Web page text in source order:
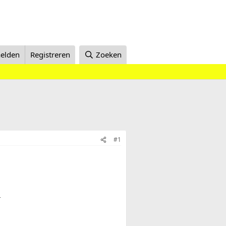
Registreren Zoeken
#1